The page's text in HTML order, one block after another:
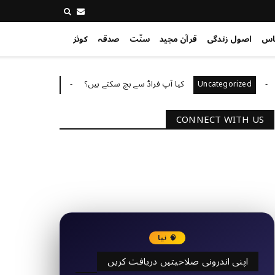
اصول زندگی قرآن مجید سنّت صدقہ کوئز
Uncategorized کیا آپ فراڈ سے بچ سکتے ہیں؟ Uncategorized
CONNECT WITH US
🧠 نیا
اپنی اندرونی صلاحیتیں دریافت کریں